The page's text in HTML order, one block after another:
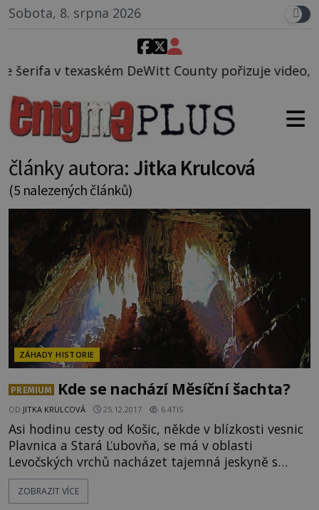
Sobota, 8. srpna 2026
County pořizuje video, na kterém před jeho
články autora: Jitka Krulcová
(5 nalezených článků)
ZÁHADY HISTORIE
PREMIUM Kde se nachází Měsíční šachta?
OD JITKA KRULCOVÁ 25.12.2017 6.4TIS
Asi hodinu cesty od Košic, někde v blízkosti vesnic
Plavnica a Stará Ľubovňa, se má v oblasti
Levočských vrchů nacházet tajemná jeskyně s
takzvanou Měsíční šachtou. Často se jí říká přímo
Měsíční jeskyně. Její existence však nikdy nebyla
ZOBRAZIT VÍCE